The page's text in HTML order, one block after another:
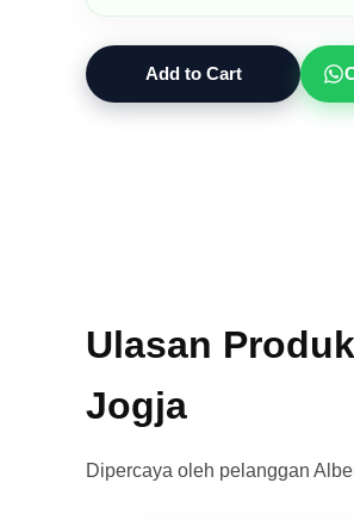
Add to Cart
Ulasan
Jogja
Dipercaya oleh pelanggan